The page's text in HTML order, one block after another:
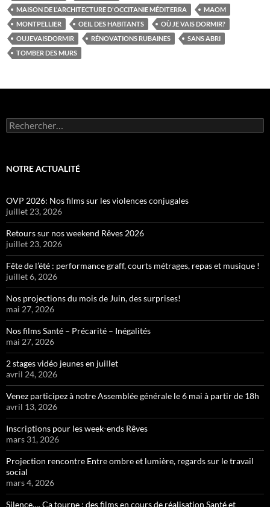
MAISON DE L'ARCHITECTURE D'OCCITANIE MÉDITERRA
MAOM
MONTPELLIER
OEIL DES HABITANTS
OÙ JE VAIS DORMIR?
OUJEVAISDORMIR
RÉNOVATIONS RUBAINES
SANS ABRI
TOMBER DES MURS
Rechercher :
NOTRE ACTUALITÉ
OVP 2026: Nos films sur les violences conjugales
juillet 23, 2026
Retours sur nos weekend Rêves 2026
juillet 23, 2026
Fête de l’été : performance graff, courts métrages, repas et musique !
juillet 6, 2026
Nos projections du mois de Juin, des surprises!
mai 27, 2026
Nos films Santé – Précarité – Inégalités
mai 27, 2026
2 stages vidéo jeunes en juillet
avril 24, 2026
Venez participez à notre Assemblée générale le 6 mai à partir de 18h
avril 13, 2026
Inscriptions pour les week-ends Rêves
mars 31, 2026
Projection rencontre Entre ombre et lumière, regards sur le travail
social
mars 4, 2026
Silence…. Ca tourne : des films en cours de réalisation Santé et